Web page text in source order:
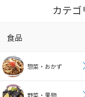
カテ
食品
惣菜・おかず
野菜・果物